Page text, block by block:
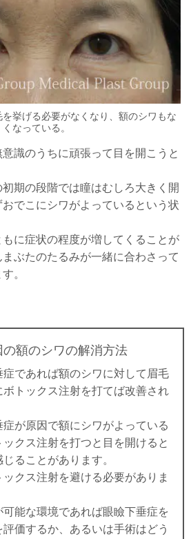
挙げる必要がなくなり、額のシワもな
くなっている。
識のうちに頑張って目を開こうと
期の段階では瞳はむしろ大きく開
でこにシワがよっているという状
に症状の程度が増してくることが
ぶたのたるみが一緒に合わさって
。
額のシワの解消方法
症であれば額のシワに対して眉毛
トックス注射を打てば改善され
が原因で額にシワがよっている
クス注射を打つと目を開けると
ることがあります。
クス注射を避ける必要がありま
能な環境であれば眼瞼下垂症を
価するか、あるいは手術はどう